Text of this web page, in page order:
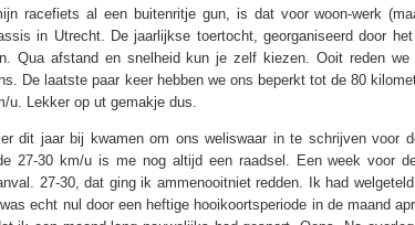
racefiets al een buitenritje gun, is dat voor woon-werk
in Utrecht. De jaarlijkse toertocht, georganiseerd door
Qua afstand en snelheid kun je zelf kiezen. Ooit reden
De laatste paar keer hebben we ons beperkt tot de 80
u. Lekker op ut gemakje dus.
dit jaar bij kwamen om ons weliswaar in te schrijven voor
27-30 km/u is me nog altijd een raadsel. Een week voor
27-30, dat ging ik ammenooitniet redden. Ik had
echt nul door een heftige hooikoortsperiode in de maand